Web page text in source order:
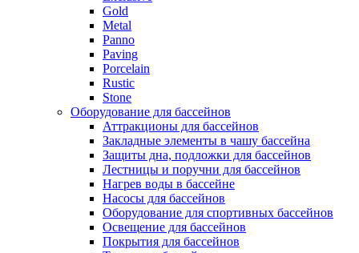
Gold
Metal
Panno
Paving
Porcelain
Rustic
Stone
Оборудование для бассейнов
Аттракционы для бассейнов
Закладные элементы в чашу бассейна
Защиты дна, подложки для бассейнов
Лестницы и поручни для бассейнов
Нагрев воды в бассейне
Насосы для бассейнов
Оборудование для спортивных бассейнов
Освещение для бассейнов
Покрытия для бассейнов